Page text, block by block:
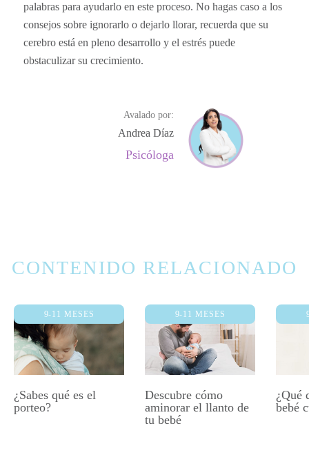
Avalado por:
Andrea Díaz
Psicóloga
palabras para ayudarlo en este proceso. No hagas caso a los
consejos sobre ignorarlo o dejarlo llorar, recuerda que su
cerebro está en pleno desarrollo y el estrés puede
obstaculizar su crecimiento.
CONTENIDO RELACIONADO
9-11 MESES
¿Sabes qué es el
porteo?
9-11 MESES
Descubre cómo
aminorar el llanto de
tu bebé
¿Qué
bebé